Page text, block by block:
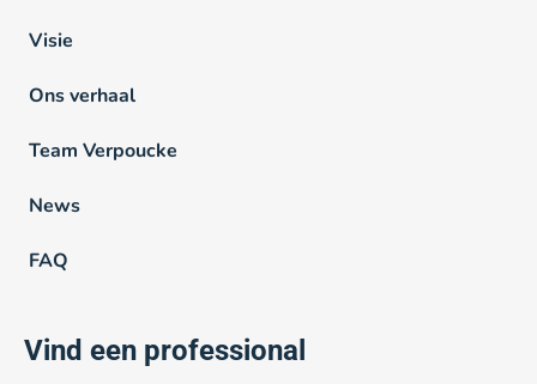
Visie
Ons verhaal
Team Verpoucke
News
FAQ
Vind een professional